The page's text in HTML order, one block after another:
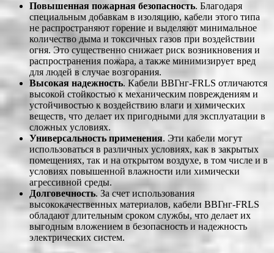
Повышенная пожарная безопасность. Благодаря
специальным добавкам в изоляцию, кабели этого типа
не распространяют горение и выделяют минимальное
количество дыма и токсичных газов при воздействии
огня. Это существенно снижает риск возникновения и
распространения пожара, а также минимизирует вред
для людей в случае возгорания.
Высокая надежность. Кабели ВВГнг-FRLS отличаются
высокой стойкостью к механическим повреждениям и
устойчивостью к воздействию влаги и химических
веществ, что делает их пригодными для эксплуатации в
сложных условиях.
Универсальность применения. Эти кабели могут
использоваться в различных условиях, как в закрытых
помещениях, так и на открытом воздухе, в том числе и в
условиях повышенной влажности или химически
агрессивной среды.
Долговечность. За счет использования
высококачественных материалов, кабели ВВГнг-FRLS
обладают длительным сроком службы, что делает их
выгодным вложением в безопасность и надежность
электрических систем.